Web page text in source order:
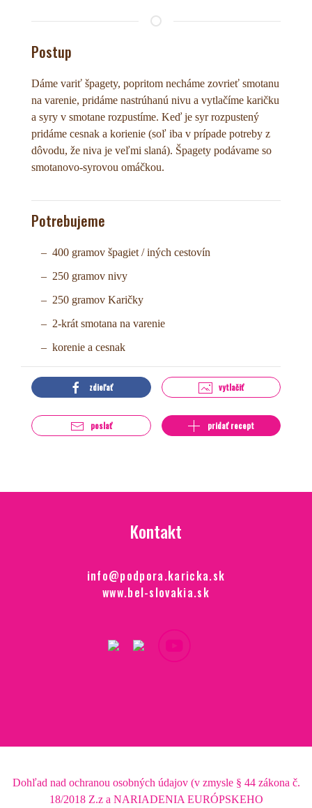
Postup
Dáme variť špagety, popritom necháme zovrieť smotanu
na varenie, pridáme nastrúhanú nivu a vytlačíme karičku
a syry v smotane rozpustíme. Keď je syr rozpustený
pridáme cesnak a korienie (soľ iba v prípade potreby z
dôvodu, že niva je veľmi slaná). Špagety podávame so
smotanovo-syrovou omáčkou.
Potrebujeme
400 gramov špagiet / iných cestovín
250 gramov nivy
250 gramov Karičky
2-krát smotana na varenie
korenie a cesnak
zdieľať vytlačiť
poslať pridať recept
Kontakt
info@podpora.karicka.sk
www.bel-slovakia.sk
Dohľad nad ochranou osobných údajov (v zmysle § 44 zákona č.
18/2018 Z.z a NARIADENIA EURÓPSKEHO